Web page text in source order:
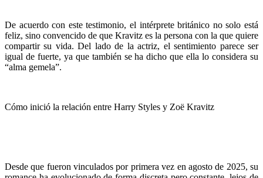
De acuerdo con este testimonio, el intérprete británico no solo está
feliz, sino convencido de que Kravitz es la persona con la que quiere
compartir su vida. Del lado de la actriz, el sentimiento parece ser
igual de fuerte, ya que también se ha dicho que ella lo considera su
“alma gemela”.
Cómo inició la relación entre Harry Styles y Zoë Kravitz
Desde que fueron vinculados por primera vez en agosto de 2025, su